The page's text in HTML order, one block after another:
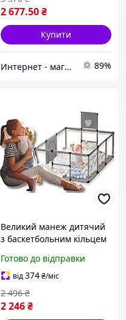
2 677.50₴
Купити
Интернет - магазин "Грядка" 89%
Великий манеж дитячий
з баскетбольним кільцем
10 кульок
Готово до відправки
від374₴/міс
2 246₴
2 496 ₴